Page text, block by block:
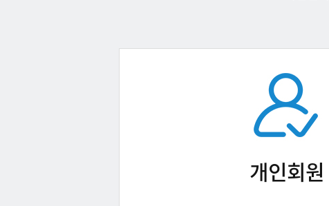
개인회원